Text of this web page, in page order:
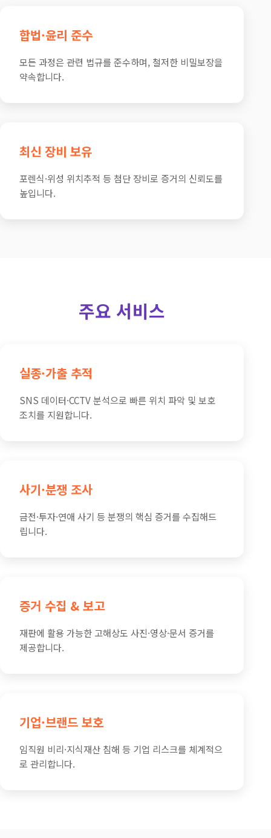
합법·윤리 준수
모든 과정은 관련 법규를 준수하며, 철저한 비밀보장을
약속합니다.
최신 장비 보유
포렌식·위성 위치추적 등 첨단 장비로 증거의 신뢰도를
높입니다.
주요 서비스
실종·가출 추적
SNS 데이터·CCTV 분석으로 빠른 위치 파악 및 보호
조치를 지원합니다.
사기·분쟁 조사
금전·투자·연애 사기 등 분쟁의 핵심 증거를 수집해드
립니다.
증거 수집 & 보고
재판에 활용 가능한 고해상도 사진·영상·문서 증거를
제공합니다.
기업·브랜드 보호
임직원 비리·지식재산 침해 등 기업 리스크를 체계적으
로 관리합니다.